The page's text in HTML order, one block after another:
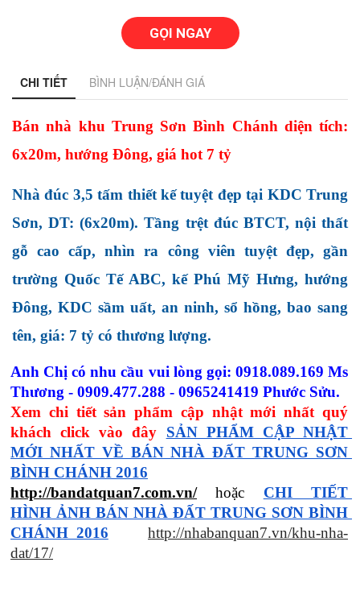
GỌI NGAY
CHI TIẾT BÌNH LUẬN/ĐÁNH GIÁ
Bán nhà khu Trung Sơn Bình Chánh diện tích:
6x20m, hướng Đông, giá hot 7 tỷ
Nhà đúc 3,5 tấm thiết kế tuyệt đẹp tại KDC Trung
Sơn, DT: (6x20m). Tầng trệt đúc BTCT, nội thất
gỗ cao cấp, nhìn ra công viên tuyệt đẹp, gần
trường Quốc Tế ABC, kế Phú Mỹ Hưng, hướng
Đông, KDC sầm uất, an ninh, sổ hồng, bao sang
tên, giá: 7 tỷ có thương lượng.
Anh Chị có nhu cầu vui lòng gọi: 0918.089.169 Ms
Thương - 0909.477.288 - 0965241419 Phước Sửu.
Xem chi tiết sản phẩm cập nhật mới nhất quý
khách click vào đây
SẢN PHẨM CẬP NHẬT
MỚI NHẤT VỀ BÁN NHÀ ĐẤT TRUNG SƠN
BÌNH CHÁNH 2016
http://bandatquan7.com.vn/ hoặc CHI TIẾT
HÌNH ẢNH BÁN NHÀ ĐẤT TRUNG SƠN BÌNH
CHÁNH 2016
http://nhabanquan7.vn/khu-nha-
dat/17/